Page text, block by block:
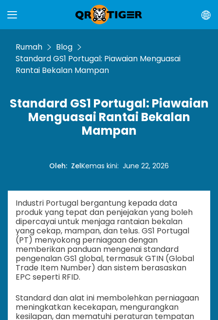
Rumah
Blog
Standard GS1 Portugal: Piawaian Menguasai
Rantai Bekalan Mampan
Standard GS1 Portugal: Piawaian
Menguasai Rantai Bekalan
Mampan
Oleh: ZelKemas kini: June 22, 2026
Industri Portugal bergantung kepada data
produk yang tepat dan penjejakan yang boleh
dipercayai untuk menjaga rantaian bekalan
yang cekap, mampan, dan telus. GS1 Portugal
(PT) menyokong perniagaan dengan
memberikan panduan mengenai standard
pengenalan GS1 global, termasuk GTIN (Global
Trade Item Number) dan sistem berasaskan
EPC seperti RFID.
Standard dan alat ini membolehkan perniagaan
meningkatkan kecekapan, mengurangkan
kesilapan, dan mematuhi peraturan tempatan